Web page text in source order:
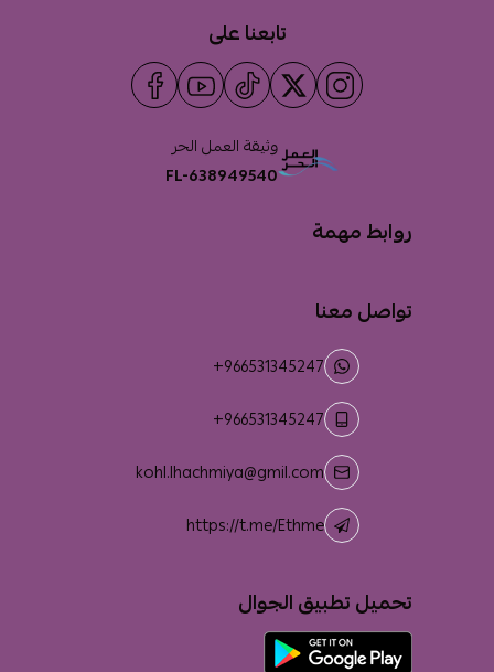
تابعنا على
وثيقة العمل الحر
FL-638949540
روابط مهمة
تواصل معنا
+966531345247
+966531345247
kohl.lhachmiya@gmil.com
https://t.me/Ethme
تحميل تطبيق الجوال